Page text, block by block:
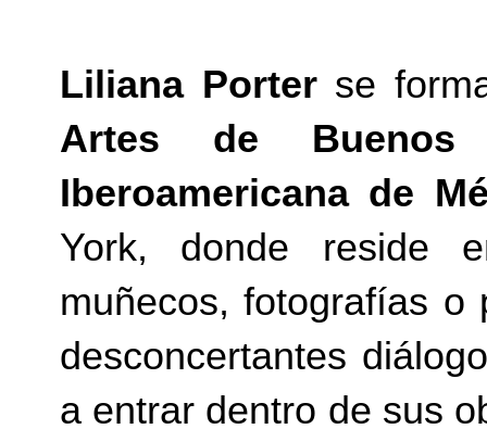
Liliana Porterse
Artes de Buenos
Iberoamericana de
York, donde reside
muñecos, fotografías o
desconcertantes
a entrar dentro de sus